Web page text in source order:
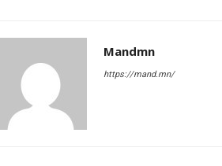
Mandmn
https://mand.mn/